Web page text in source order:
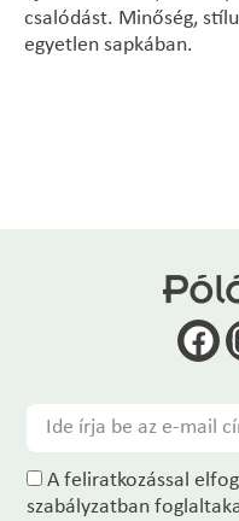
csalódást. Minőség,
egyetlen sapkában.
A feliratkozással
szabályzatban